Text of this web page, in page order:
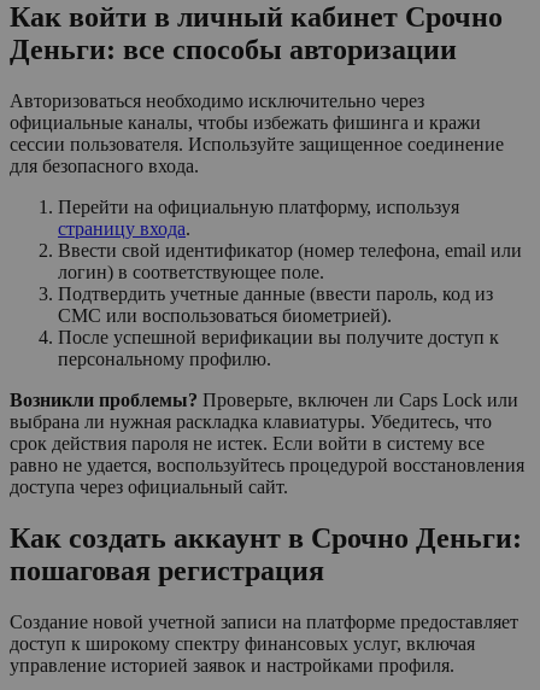
Как войти в личный кабинет Срочно
Деньги: все способы авторизации
Авторизоваться необходимо исключительно через
официальные каналы, чтобы избежать фишинга и кражи
сессии пользователя. Используйте защищенное соединение
для безопасного входа.
Перейти на официальную платформу, используя
страницу входа.
Ввести свой идентификатор (номер телефона, email или
логин) в соответствующее поле.
Подтвердить учетные данные (ввести пароль, код из
СМС или воспользоваться биометрией).
После успешной верификации вы получите доступ к
персональному профилю.
Возникли проблемы? Проверьте, включен ли Caps Lock или
выбрана ли нужная раскладка клавиатуры. Убедитесь, что
срок действия пароля не истек. Если войти в систему все
равно не удается, воспользуйтесь процедурой восстановления
доступа через официальный сайт.
Как создать аккаунт в Срочно Деньги:
пошаговая регистрация
Создание новой учетной записи на платформе предоставляет
доступ к широкому спектру финансовых услуг, включая
управление историей заявок и настройками профиля.